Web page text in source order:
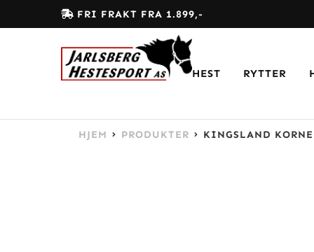
FRI FRAKT FRA 1.899,-
HEST RYTTER
HJEM PRODUKTER KINGSLAND